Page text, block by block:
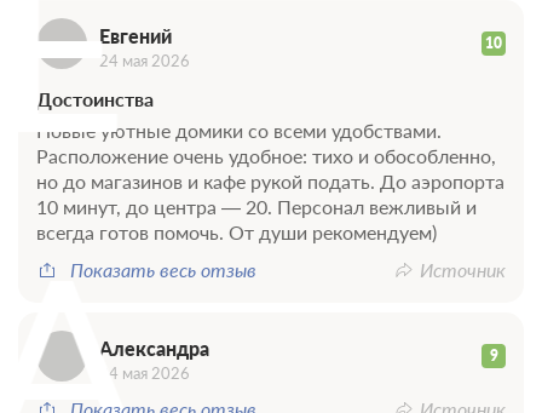
Евгений 10
24 мая 2026
Достоинства
Новые уютные домики со всеми удобствами.
Расположение очень удобное: тихо и обособленно,
но до магазинов и кафе рукой подать. До аэропорта
10 минут, до центра — 20. Персонал вежливый и
всегда готов помочь. От души рекомендуем)
Показать весь отзыв
Источник
Александра 9
04 мая 2026